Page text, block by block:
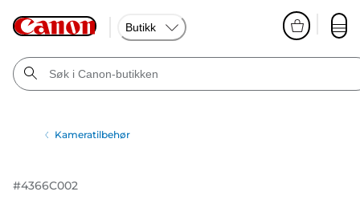
Butikk
Kameratilbehør
#4366C002